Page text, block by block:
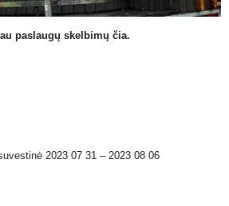
paslaugų skelbimų čia.
2023 07 31 – 2023 08 06